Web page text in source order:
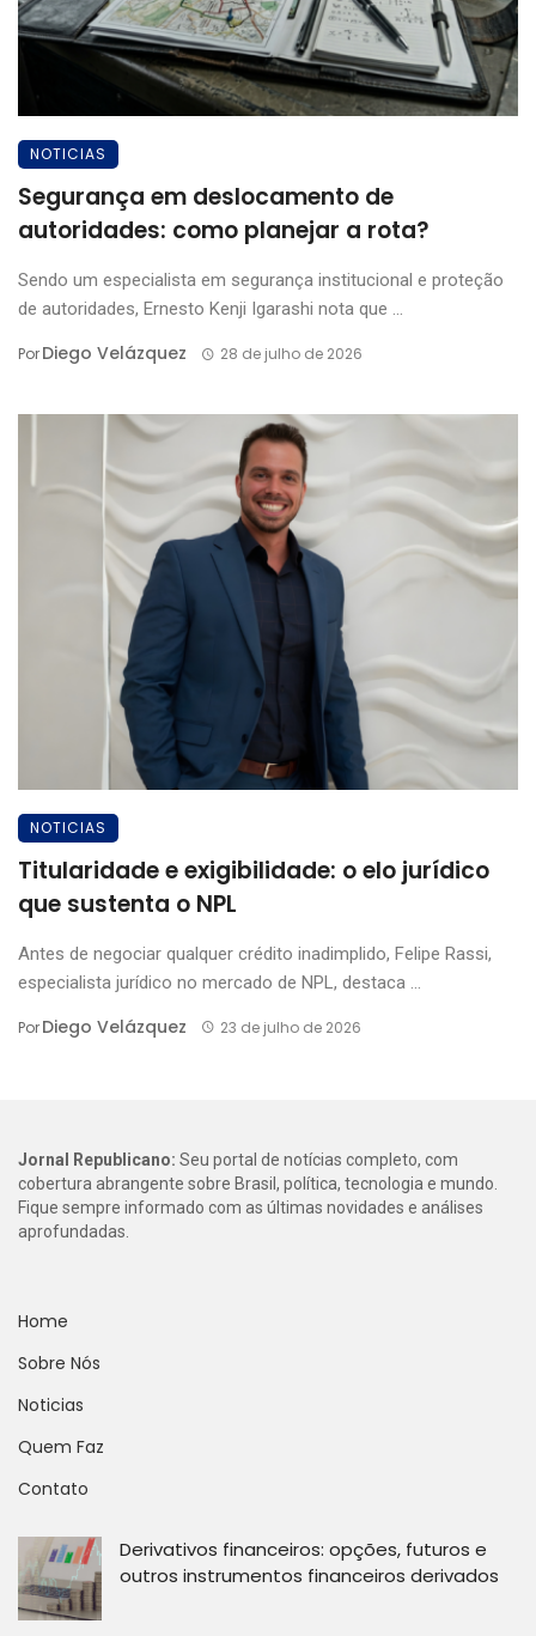
NOTICIAS
Segurança em deslocamento de
autoridades: como planejar a rota?
Sendo um especialista em segurança institucional e proteção
de autoridades, Ernesto Kenji Igarashi nota que ...
PorDiego Velázquez 28 de julho de 2026
NOTICIAS
Titularidade e exigibilidade: o elo jurídico
que sustenta o NPL
Antes de negociar qualquer crédito inadimplido, Felipe Rassi,
especialista jurídico no mercado de NPL, destaca ...
PorDiego Velázquez 23 de julho de 2026
Jornal Republicano: Seu portal de notícias completo, com
cobertura abrangente sobre Brasil, política, tecnologia e mundo.
Fique sempre informado com as últimas novidades e análises
aprofundadas.
Home
Sobre Nós
Noticias
Quem Faz
Contato
Derivativos financeiros: opções, futuros e
outros instrumentos financeiros derivados